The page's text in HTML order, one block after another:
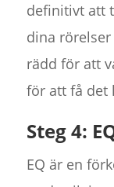
definitivt att
dina
rädd för att
för att få det
Steg 4:
EQ är en